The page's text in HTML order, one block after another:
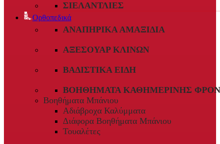
ΣΙΕΛΑΝΤΛΊΕΣ
Ορθοπεδικά
ΑΝΑΠΗΡΙΚΆ ΑΜΑΞΊΔΙΑ
ΑΞΕΣΟΥΆΡ ΚΛΙΝΏΝ
ΒΑΔΙΣΤΙΚΆ ΕΊΔΗ
ΒΟΗΘΉΜΑΤΑ ΚΑΘΗΜΕΡΙΝΉΣ
Βοηθήματα Μπάνιου
Αδιάβροχα Καλύμματα
Διάφορα Βοηθήματα Μπάνιου
Τουαλέτες